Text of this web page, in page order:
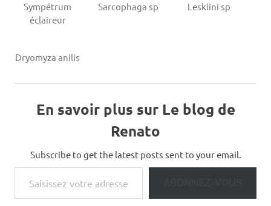
Sympétrum
éclaireur
Sarcophaga sp Leskiini sp
Dryomyza anilis
En savoir plus sur Le blog de
Renato
Subscribe to get the latest posts sent to your email.
Saisissez votre adresse e-mail…